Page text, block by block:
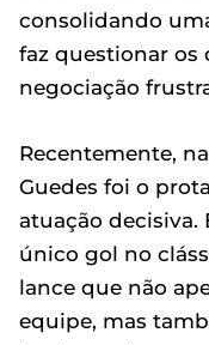
consolidando
faz questionar os
negociação
Recentemente,
Guedes foi o
atuação decisiva.
único gol no
lance que não
equipe, mas